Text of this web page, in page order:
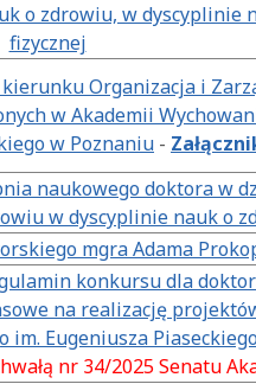
o zdrowiu, w dyscyplinie
fizycznej
Organizacja i
w Akademii
w Poznaniu -
naukowego doktora w
w dyscyplinie nauk o
mgra Adama
konkursu dla
na realizację
im. Eugeniusza
nr 34/2025 Senatu